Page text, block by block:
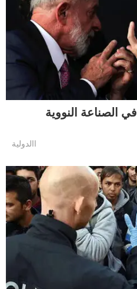
الصناعة النووية
االدولية